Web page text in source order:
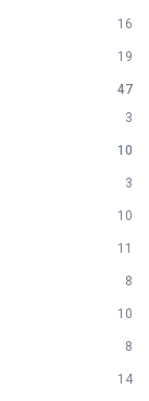
16
19
47
3
10
3
10
11
8
10
8
14